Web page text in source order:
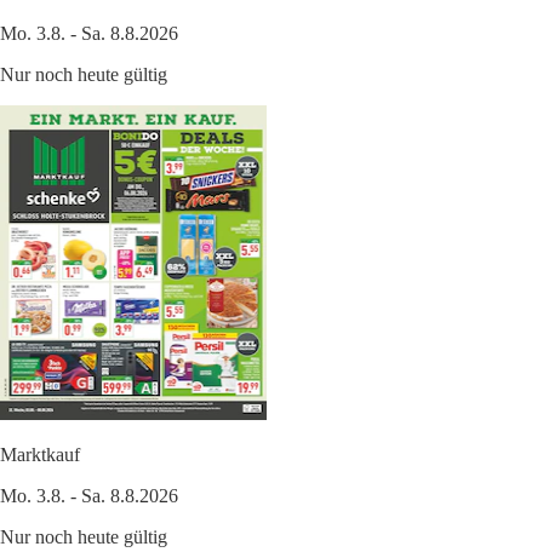
Mo. 3.8. - Sa. 8.8.2026
Nur noch heute gültig
Marktkauf
Mo. 3.8. - Sa. 8.8.2026
Nur noch heute gültig